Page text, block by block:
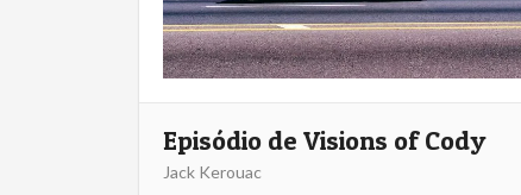
Episódio de Visions of Cody
Jack Kerouac